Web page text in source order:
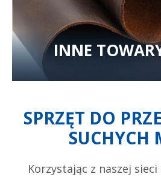
INNE
SPRZĘT DO
SUCHYCH
Korzystając z naszej